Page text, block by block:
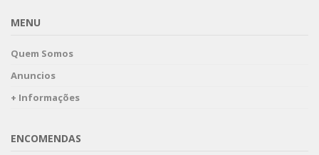
MENU
Quem Somos
Anuncios
+ Informações
ENCOMENDAS